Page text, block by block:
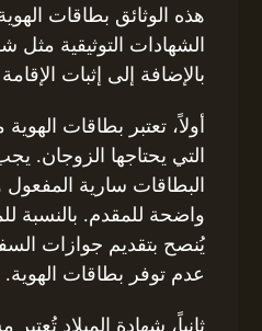
هذه الوثائق بطاقات
الشهادات التوثيقية مثل
بالإضافة إلى إثبات
أولاً، تعتبر بطاقات
التي يحتاجها الزوجان.
البطاقات سارية
واضحة للمقدم. بالنسبة
يُنصح بتقديم جوازات
عدم توفر بطاقات الهوية.
ثانياً، شهادة الميلاد